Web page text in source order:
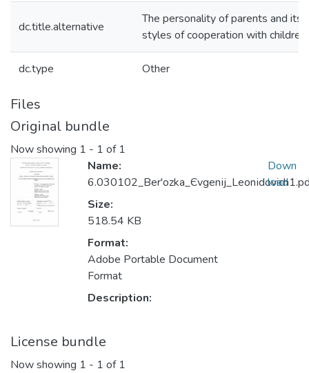
dc.title.alternative
The personality of parents and its
styles of cooperation with children
dc.type Other
Files
Original bundle
Now showing 1 - 1 of 1
Name:
Size:
518.54 KB
Format:
Adobe Portable Document
Format
Description:
Down
load
License bundle
Now showing 1 - 1 of 1